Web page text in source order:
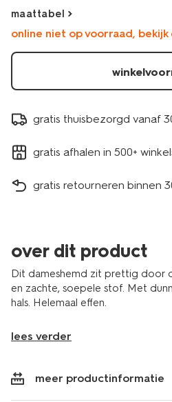
lichtbruin-
maattabel
online niet op voorraad,
gratis thuisbezorgd vanaf
gratis afhalen in 500+
gratis retourneren binnen
over dit product
Dit dameshemd zit prettig door
en zachte, soepele stof. Met
hals. Helemaal effen.
lees verder
meer productinformatie